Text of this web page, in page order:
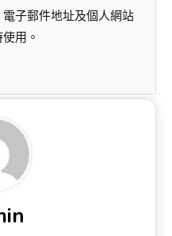
子郵件地址及個人網站
用。